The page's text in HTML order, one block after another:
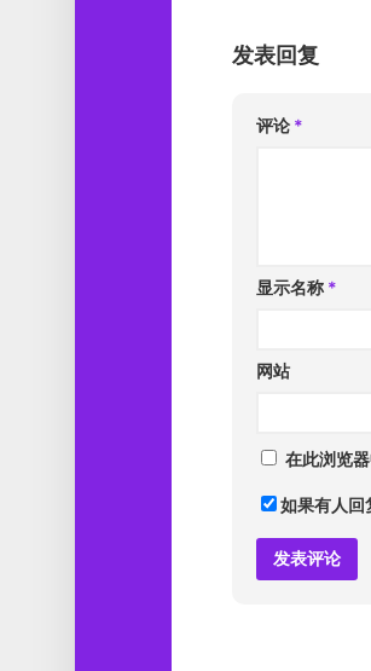
发表回复
评论 *
显示名称 *
网站
在此浏览
如果有人回